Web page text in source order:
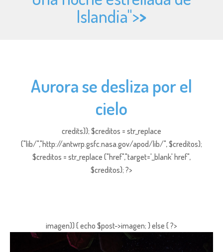
Islandia">>
Aurora se desliza por el
cielo
credits)); $creditos = str_replace
("lib/","http://antwrp.gsfc.nasa.gov/apod/lib/", $creditos);
$creditos = str_replace ("href","target='_blank' href",
$creditos); ?>
imagen)) { echo $post->imagen; } else { ?>